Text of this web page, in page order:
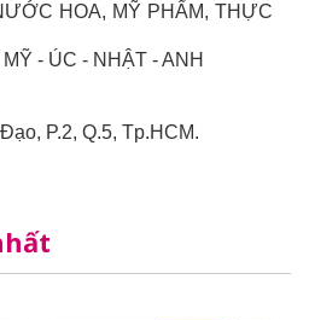
HOA, MỸ PHẨM, THỰC
- ÚC - NHẬT - ANH
P.2, Q.5, Tp.HCM.